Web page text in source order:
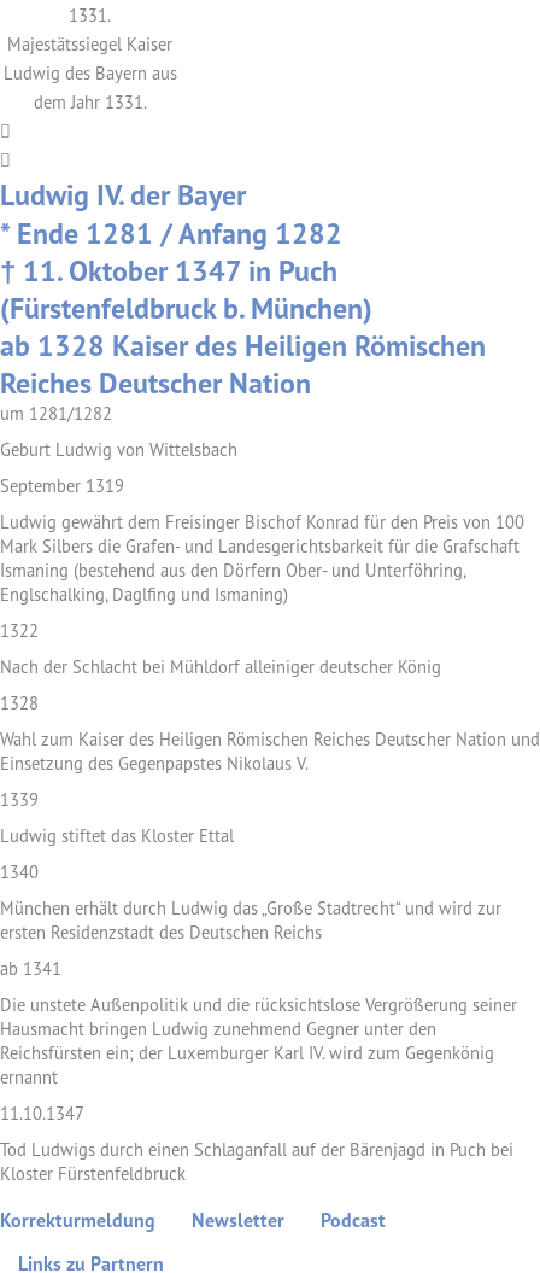
Majestätssiegel Kaiser
Ludwig des Bayern aus
dem Jahr 1331.
Ludwig IV. der Bayer
* Ende 1281 / Anfang 1282
† 11. Oktober 1347 in Puch
(Fürstenfeldbruck b. München)
ab 1328 Kaiser des Heiligen Römischen
Reiches Deutscher Nation
um 1281/1282
Geburt Ludwig von Wittelsbach
September 1319
Ludwig gewährt dem Freisinger Bischof Konrad für den Preis von 100
Mark Silbers die Grafen- und Landesgerichtsbarkeit für die Grafschaft
Ismaning (bestehend aus den Dörfern Ober- und Unterföhring,
Englschalking, Daglfing und Ismaning)
1322
Nach der Schlacht bei Mühldorf alleiniger deutscher König
1328
Wahl zum Kaiser des Heiligen Römischen Reiches Deutscher Nation und
Einsetzung des Gegenpapstes Nikolaus V.
1339
Ludwig stiftet das Kloster Ettal
1340
München erhält durch Ludwig das „Große Stadtrecht“ und wird zur
ersten Residenzstadt des Deutschen Reichs
ab 1341
Die unstete Außenpolitik und die rücksichtslose Vergrößerung seiner
Hausmacht bringen Ludwig zunehmend Gegner unter den
Reichsfürsten ein; der Luxemburger Karl IV. wird zum Gegenkönig
ernannt
11.10.1347
Tod Ludwigs durch einen Schlaganfall auf der Bärenjagd in Puch bei
Kloster Fürstenfeldbruck
Korrekturmeldung Newsletter
Podcast
Links zu Partnern